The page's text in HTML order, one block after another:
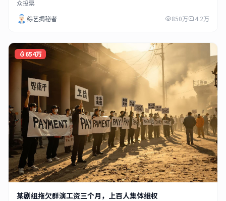
众投票
综艺揭秘者
850万 4.2万
654万
某剧组拖欠群演工资三个月，上百人集体维权